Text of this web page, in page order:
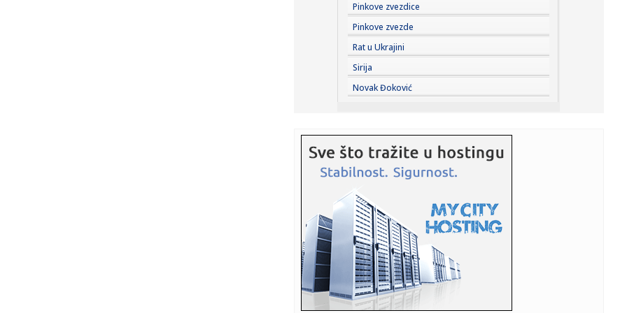
23:35:General Motors i SAIC produžili zajedničko ulaganje na još
20 ...
23:35:Crveni alarm u Evropi: Rekordi padaju, reke presušuju,
požari b...
23:33:Novi rat Anđeline Džoli i Breda Pita! Glumac traži da otkrije
23:23: Lavlje srce srpskih juniorki! Srbija u dramatičnoj završnici
sr...
23:22:
se meteo...
23:21:Betis očitao lekciju Arsenalu
23:19:Roma dovela autora najprljavijeg poteza na Mundijalu
23:09:KECMANOVIĆ PAO POSLE MARATONA: Srbin dobio prvi
Pinkove zvezdice
Pinkove zvezde
Rat u Ukrajini
Sirija
Novak Đoković